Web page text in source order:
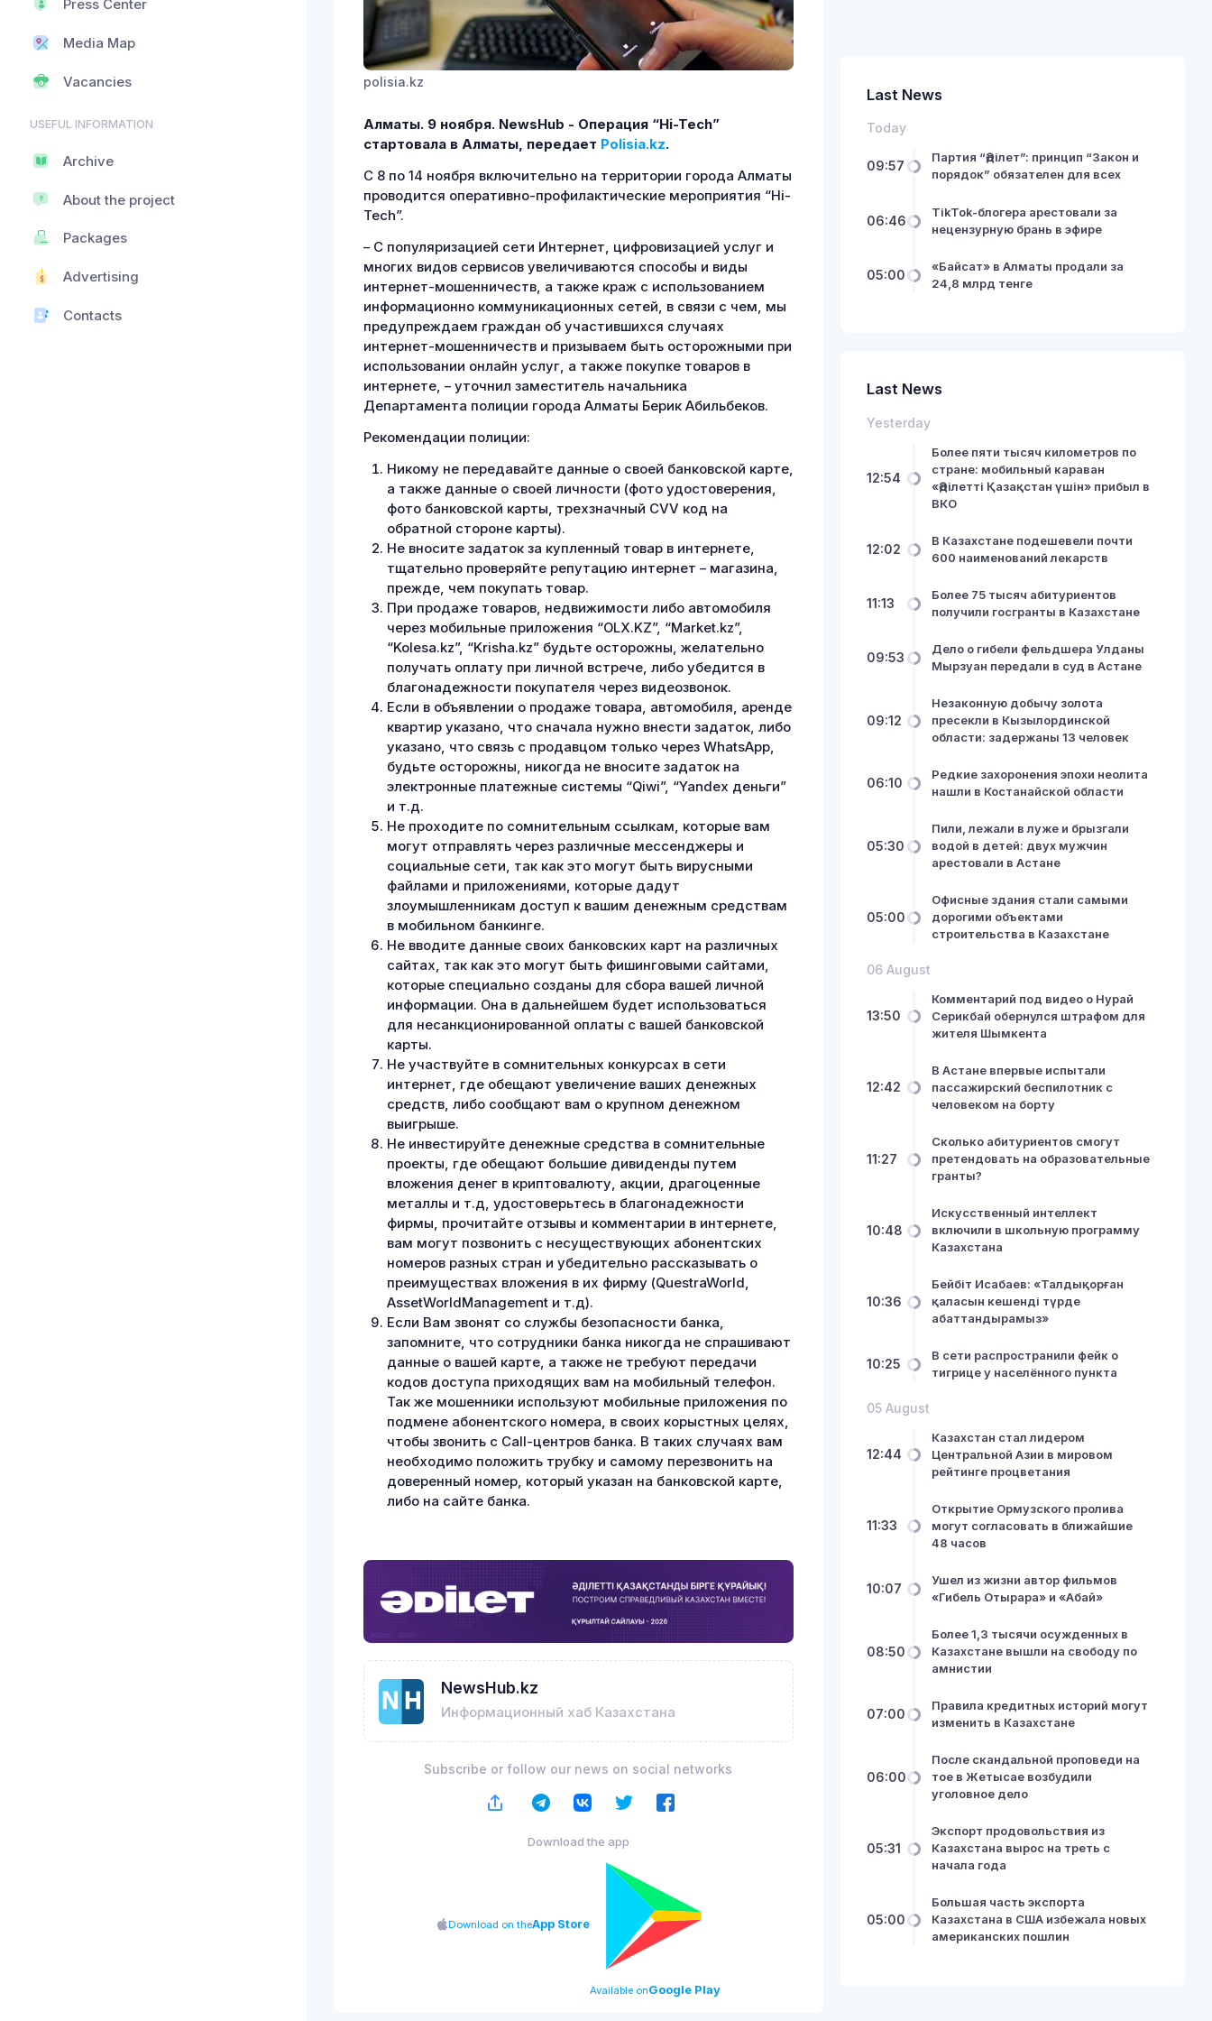
Press Center
Media Map
Vacancies
USEFUL INFORMATION
Archive
About the project
Packages
Advertising
Contacts
polisia.kz
Алматы. 9 ноября. NewsHub - Операция “Hi-Tech”
стартовала в Алматы, передает Polisia.kz.
С 8 по 14 ноября включительно на территории города Алматы
проводится оперативно-профилактические мероприятия “Hi-
Tech”.
– С популяризацией сети Интернет, цифровизацией услуг и
многих видов сервисов увеличиваются способы и виды
интернет-мошенничеств, а также краж с использованием
информационно коммуникационных сетей, в связи с чем, мы
предупреждаем граждан об участившихся случаях
интернет-мошенничеств и призываем быть осторожными при
использовании онлайн услуг, а также покупке товаров в
интернете, – уточнил заместитель начальника
Департамента полиции города Алматы Берик Абильбеков.
Рекомендации полиции:
Никому не передавайте данные о своей банковской карте,
а также данные о своей личности (фото удостоверения,
фото банковской карты, трехзначный CVV код на
обратной стороне карты).
Не вносите задаток за купленный товар в интернете,
тщательно проверяйте репутацию интернет – магазина,
прежде, чем покупать товар.
При продаже товаров, недвижимости либо автомобиля
через мобильные приложения “OLX.KZ”, “Market.kz”,
“Kolesa.kz”, “Krisha.kz” будьте осторожны, желательно
получать оплату при личной встрече, либо убедится в
благонадежности покупателя через видеозвонок.
Если в объявлении о продаже товара, автомобиля, аренде
квартир указано, что сначала нужно внести задаток, либо
указано, что связь с продавцом только через WhatsApp,
будьте осторожны, никогда не вносите задаток на
электронные платежные системы “Qiwi”, “Yandex деньги”
и т.д.
Не проходите по сомнительным ссылкам, которые вам
могут отправлять через различные мессенджеры и
социальные сети, так как это могут быть вирусными
файлами и приложениями, которые дадут
злоумышленникам доступ к вашим денежным средствам
в мобильном банкинге.
Не вводите данные своих банковских карт на различных
сайтах, так как это могут быть фишинговыми сайтами,
которые специально созданы для сбора вашей личной
информации. Она в дальнейшем будет использоваться
для несанкционированной оплаты с вашей банковской
карты.
Не участвуйте в сомнительных конкурсах в сети
интернет, где обещают увеличение ваших денежных
средств, либо сообщают вам о крупном денежном
выигрыше.
Не инвестируйте денежные средства в сомнительные
проекты, где обещают большие дивиденды путем
вложения денег в криптовалюту, акции, драгоценные
металлы и т.д, удостоверьтесь в благонадежности
фирмы, прочитайте отзывы и комментарии в интернете,
вам могут позвонить с несуществующих абонентских
номеров разных стран и убедительно рассказывать о
преимуществах вложения в их фирму (QuestraWorld,
AssetWorldManagement и т.д).
Если Вам звонят со службы безопасности банка,
запомните, что сотрудники банка никогда не спрашивают
данные о вашей карте, а также не требуют передачи
кодов доступа приходящих вам на мобильный телефон.
Так же мошенники используют мобильные приложения по
подмене абонентского номера, в своих корыстных целях,
чтобы звонить с Call-центров банка. В таких случаях вам
необходимо положить трубку и самому перезвонить на
доверенный номер, который указан на банковской карте,
либо на сайте банка.
NewsHub.kz
Информационный хаб Казахстана
Subscribe or follow our news on social networks
Download the app
Download on theApp Store
Available onGoogle Play
Last News
Today
09:57
Партия “Әділет”: принцип “Закон и
порядок” обязателен для всех
06:46
TikTok-блогера арестовали за
нецензурную брань в эфире
05:00
«Байсат» в Алматы продали за
24,8 млрд тенге
Last News
Yesterday
12:54
Более пяти тысяч километров по
стране: мобильный караван
«Әділетті Қазақстан үшін» прибыл в
ВКО
12:02
В Казахстане подешевели почти
600 наименований лекарств
11:13
Более 75 тысяч абитуриентов
получили госгранты в Казахстане
09:53
Дело о гибели фельдшера Улданы
Мырзуан передали в суд в Астане
09:12
Незаконную добычу золота
пресекли в Кызылординской
области: задержаны 13 человек
06:10
Редкие захоронения эпохи неолита
нашли в Костанайской области
05:30
Пили, лежали в луже и брызгали
водой в детей: двух мужчин
арестовали в Астане
05:00
Офисные здания стали самыми
дорогими объектами
строительства в Казахстане
06 August
13:50
Комментарий под видео о Нурай
Серикбай обернулся штрафом для
жителя Шымкента
12:42
В Астане впервые испытали
пассажирский беспилотник с
человеком на борту
11:27
Сколько абитуриентов смогут
претендовать на образовательные
гранты?
10:48
Искусственный интеллект
включили в школьную программу
Казахстана
10:36
Бейбіт Исабаев: «Талдықорған
қаласын кешенді түрде
абаттандырамыз»
10:25
В сети распространили фейк о
тигрице у населённого пункта
05 August
12:44
Казахстан стал лидером
Центральной Азии в мировом
рейтинге процветания
11:33
Открытие Ормузского пролива
могут согласовать в ближайшие
48 часов
10:07
Ушел из жизни автор фильмов
«Гибель Отырара» и «Абай»
08:50
Более 1,3 тысячи осужденных в
Казахстане вышли на свободу по
амнистии
07:00
Правила кредитных историй могут
изменить в Казахстане
06:00
После скандальной проповеди на
тое в Жетысае возбудили
уголовное дело
05:31
Экспорт продовольствия из
Казахстана вырос на треть с
начала года
05:00
Большая часть экспорта
Казахстана в США избежала новых
американских пошлин